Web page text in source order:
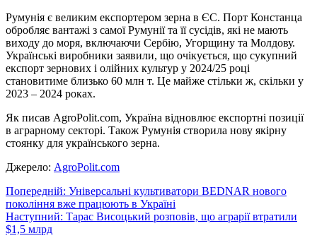
Румунія є великим експортером зерна в ЄС. Порт Констанца
обробляє вантажі з самої Румунії та її сусідів, які не мають
виходу до моря, включаючи Сербію, Угорщину та Молдову.
Українські виробники заявили, що очікується, що сукупний
експорт зернових і олійних культур у 2024/25 році
становитиме близько 60 млн т. Це майже стільки ж, скільки у
2023 – 2024 роках.
Як писав AgroPolit.com, Україна відновлює експортні позиції
в аграрному секторі. Також Румунія створила нову якірну
стоянку для українського зерна.
Джерело: AgroPolit.com
Навігація
записів
Попередній: Універсальні культиватори BEDNAR нового
покоління вже працюють в Україні
Наступний: Тарас Висоцький розповів, що аграрії втратили
$1,5 млрд